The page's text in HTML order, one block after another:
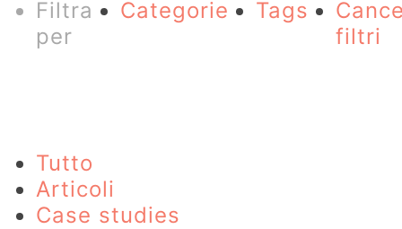
Filtra
per
Categorie Tags
filtri
Tutto
Articoli
Case studies